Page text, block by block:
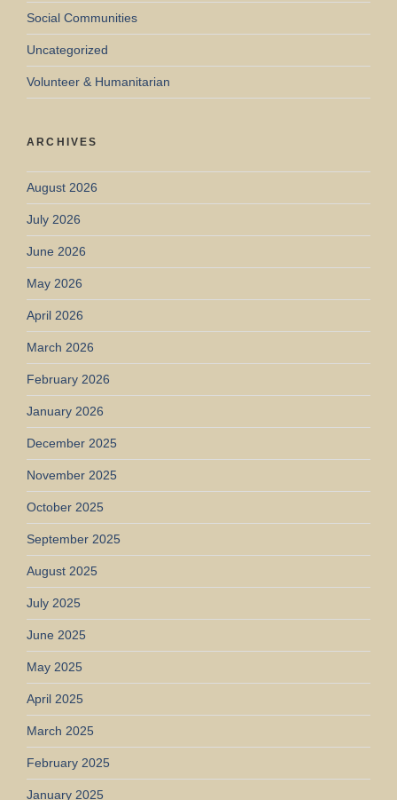
Social Communities
Uncategorized
Volunteer & Humanitarian
ARCHIVES
August 2026
July 2026
June 2026
May 2026
April 2026
March 2026
February 2026
January 2026
December 2025
November 2025
October 2025
September 2025
August 2025
July 2025
June 2025
May 2025
April 2025
March 2025
February 2025
January 2025